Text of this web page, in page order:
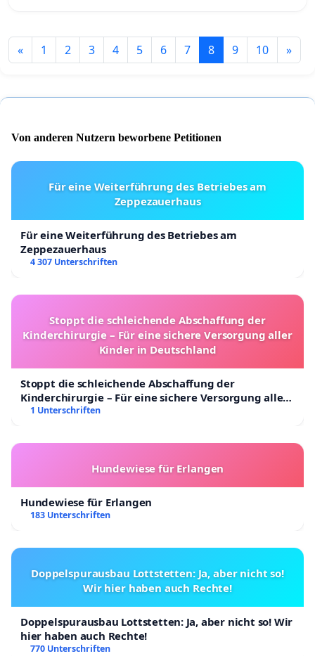
« 1 2 3 4 5 6 7 8 9 10 »
Von anderen Nutzern beworbene Petitionen
Für eine Weiterführung des Betriebes am
Zeppezauerhaus
Für eine Weiterführung des Betriebes am
Zeppezauerhaus
4 307 Unterschriften
Stoppt die schleichende Abschaffung der
Kinderchirurgie – Für eine sichere Versorgung aller
Kinder in Deutschland
Stoppt die schleichende Abschaffung der
Kinderchirurgie – Für eine sichere Versorgung aller
Kinder in Deutschland
1 Unterschriften
Hundewiese für Erlangen
Hundewiese für Erlangen
183 Unterschriften
Doppelspurausbau Lottstetten: Ja, aber nicht so!
Wir hier haben auch Rechte!
Doppelspurausbau Lottstetten: Ja, aber nicht so! Wir
hier haben auch Rechte!
770 Unterschriften